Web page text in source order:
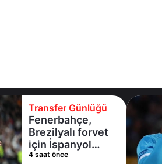
Transfer Günlüğü
Fenerbahçe’de
Lukaku gelişmesi!
Taraftarı
heyecanlandıran
11 saat önce